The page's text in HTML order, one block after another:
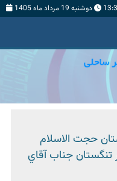
دوشنبه 19 مرداد ماه 1405
حجت الاسلام
تنگستان جناب آقاي